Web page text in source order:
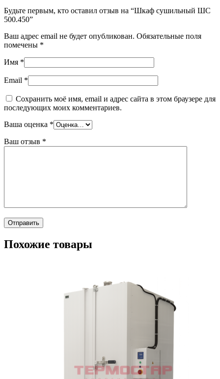
Будьте первым, кто оставил отзыв на “Шкаф сушильный ШС
500.450”
Ваш адрес email не будет опубликован. Обязательные поля
помечены *
Имя *
Email *
Сохранить моё имя, email и адрес сайта в этом браузере для
последующих моих комментариев.
Ваша оценка *
Ваш отзыв *
Похожие товары